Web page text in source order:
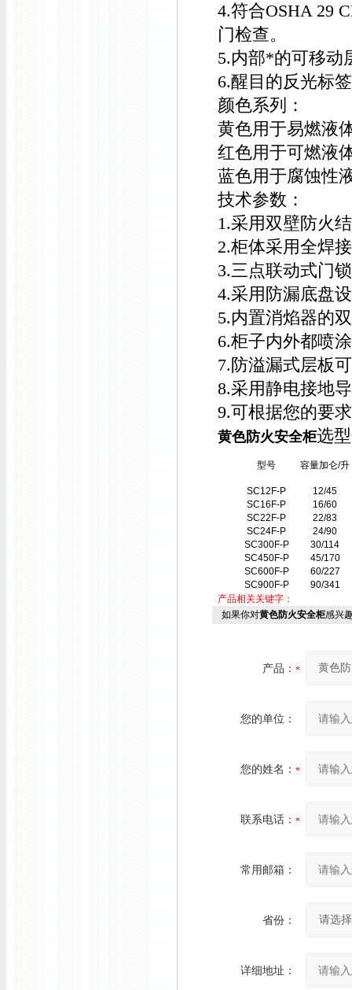
4.符合OSHA 29
门检查。
5.内部*的可移动
6.醒目的反光标
颜色系列：
黄色用于易燃液
红色用于可燃液
蓝色用于腐蚀性
技术参数：
1.采用双壁防火
2.柜体采用全焊
3.三点联动式门
4.采用防漏底盘
5.内置消焰器的
6.柜子内外都喷
7.防溢漏式层板
8.采用静电接地
9.可根据您的要
黄色防火安全柜选
型号 容量加仑/升
SC12F-P
12/45
SC16F-P
16/60
SC22F-P
22/83
SC24F-P
24/90
SC300F-P
30/114
SC450F-P
45/170
SC600F-P
60/227
SC900F-P
90/341
产品相关关键字：
如果你对黄色防火安全柜感兴
产品：
您的单位：
您的姓名：
联系电话：
常用邮箱：
省份：
详细地址：